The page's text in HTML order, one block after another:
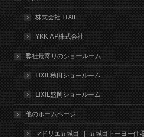
株式会社 LIXIL
YKK AP株式会社
弊社最寄りのショールーム
LIXIL秋田ショールーム
LIXIL盛岡ショールーム
他のホームページ
マドリエ五城目 ｜ 五城目トーヨー住